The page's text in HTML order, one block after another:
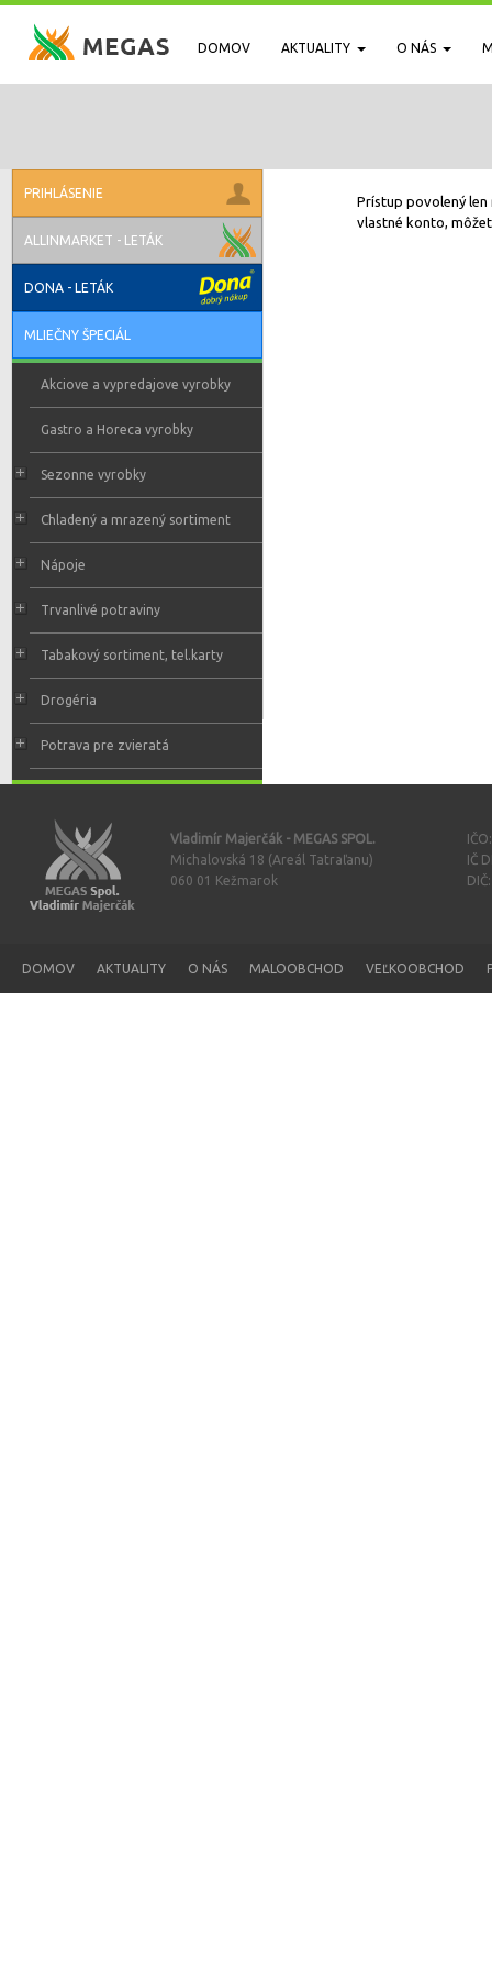
DOMOV AKTUALITY O NÁS
PRIHLÁSENIE
ALLINMARKET - LETÁK
DONA - LETÁK
MLIEČNY ŠPECIÁL
Akciove a vypredajove vyrobky
Gastro a Horeca vyrobky
Sezonne vyrobky
Chladený a mrazený sortiment
Nápoje
Trvanlivé potraviny
Tabakový sortiment, tel.karty
Drogéria
Potrava pre zvieratá
Prístup povolený len
vlastné konto,
Vladimír Majerčák - MEGAS SPOL.
Michalovská 18 (Areál Tatraľanu)
060 01 Kežmarok
IČ
DOMOV AKTUALITY O NÁS MALOOBCHOD VEĽKOOBCHOD